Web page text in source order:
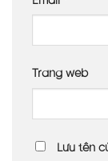
Trang web
Lưu tên